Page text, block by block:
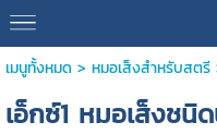
เมนูทั้งหมด> หมอเส็งสำหรับสตรี
เอ็กซ์1 หมอเส็งชนิ